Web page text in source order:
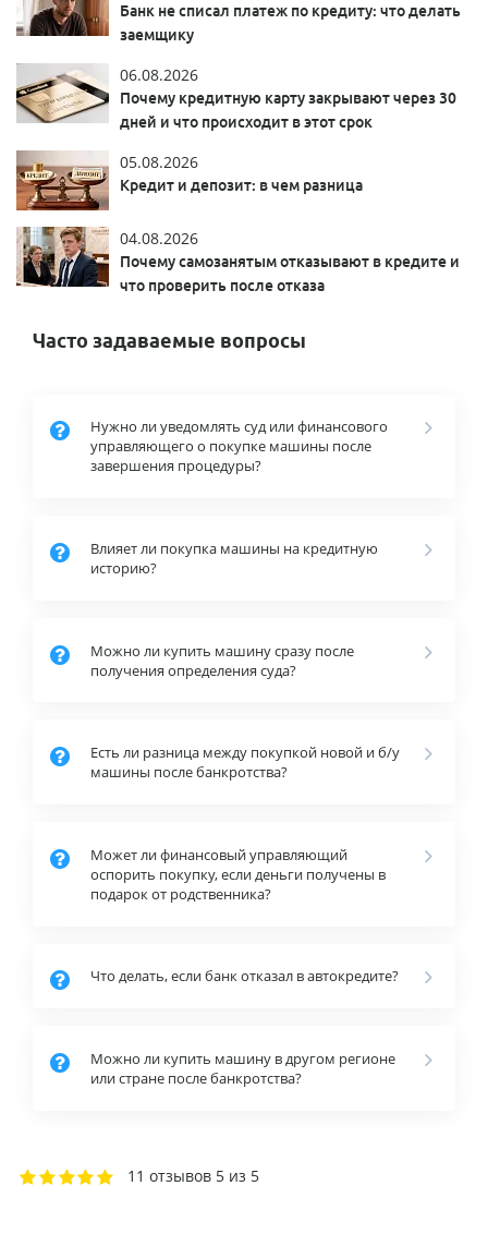
Банк не списал платеж по кредиту: что делать
заемщику
06.08.2026
Почему кредитную карту закрывают через 30
дней и что происходит в этот срок
05.08.2026
Кредит и депозит: в чем разница
04.08.2026
Почему самозанятым отказывают в кредите и
что проверить после отказа
Часто задаваемые вопросы
Нужно ли уведомлять суд или финансового
управляющего о покупке машины после
завершения процедуры?
Влияет ли покупка машины на кредитную
историю?
Можно ли купить машину сразу после
получения определения суда?
Есть ли разница между покупкой новой и б/у
машины после банкротства?
Может ли финансовый управляющий
оспорить покупку, если деньги получены в
подарок от родственника?
Что делать, если банк отказал в автокредите?
Можно ли купить машину в другом регионе
или стране после банкротства?
11 отзывов 5 из 5